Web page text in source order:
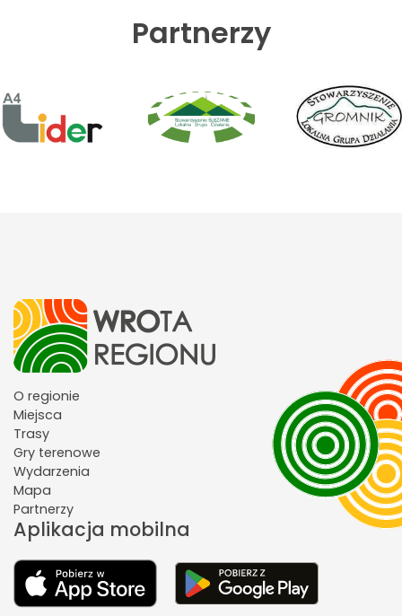
Partnerzy
O regionie
Miejsca
Trasy
Gry terenowe
Wydarzenia
Mapa
Partnerzy
Aplikacja mobilna